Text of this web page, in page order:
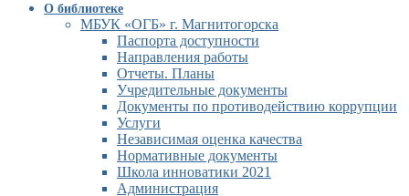
О библиотеке
МБУК «ОГБ» г. Магнитогорска
Паспорта доступности
Направления работы
Отчеты. Планы
Учредительные документы
Документы по противодействию коррупции
Услуги
Независимая оценка качества
Нормативные документы
Школа инноватики 2021
Администрация